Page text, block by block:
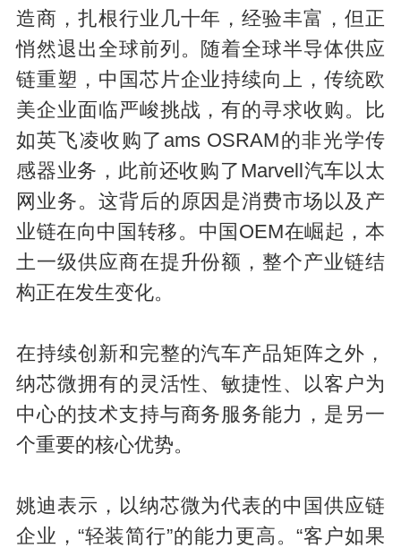
造商，扎根行业几十年，经验丰富，但正
悄然退出全球前列。随着全球半导体供应
链重塑，中国芯片企业持续向上，传统欧
美企业面临严峻挑战，有的寻求收购。比
如英飞凌收购了ams OSRAM的非光学传
感器业务，此前还收购了Marvell汽车以太
网业务。这背后的原因是消费市场以及产
业链在向中国转移。中国OEM在崛起，本
土一级供应商在提升份额，整个产业链结
构正在发生变化。
在持续创新和完整的汽车产品矩阵之外，
纳芯微拥有的灵活性、敏捷性、以客户为
中心的技术支持与商务服务能力，是另一
个重要的核心优势。
姚迪表示，以纳芯微为代表的中国供应链
企业，“轻装简行”的能力更高。“客户如果